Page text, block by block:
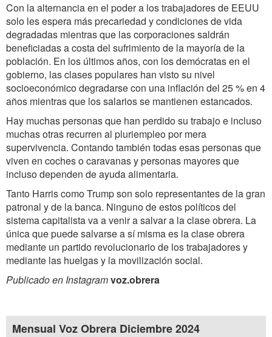
Con la alternancia en el poder a los trabajadores de EEUU
solo les espera más precariedad y condiciones de vida
degradadas mientras que las corporaciones saldrán
beneficiadas a costa del sufrimiento de la mayoría de la
población. En los últimos años, con los demócratas en el
gobierno, las clases populares han visto su nivel
socioeconómico degradarse con una inflación del 25 % en 4
años mientras que los salarios se mantienen estancados.
Hay muchas personas que han perdido su trabajo e incluso
muchas otras recurren al pluriempleo por mera
supervivencia. Contando también todas esas personas que
viven en coches o caravanas y personas mayores que
incluso dependen de ayuda alimentaria.
Tanto Harris como Trump son solo representantes de la gran
patronal y de la banca. Ninguno de estos políticos del
sistema capitalista va a venir a salvar a la clase obrera. La
única que puede salvarse a sí misma es la clase obrera
mediante un partido revolucionario de los trabajadores y
mediante las huelgas y la movilización social.
Publicado en Instagramvoz.obrera
Mensual Voz Obrera Diciembre 2024